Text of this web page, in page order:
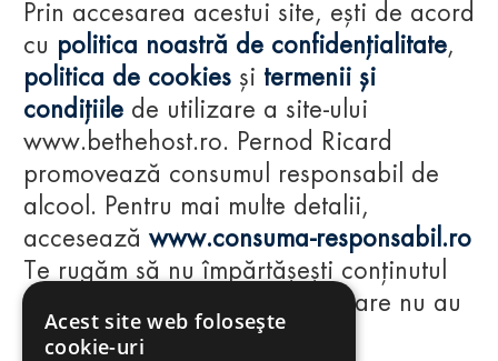
Prin accesarea acestui site, ești de acord
cu politica noastră de confidențialitate,
politica de cookies și termenii și
condițiile de utilizare a site-ului
www.bethehost.ro. Pernod Ricard
promovează consumul responsabil de
alcool. Pentru mai multe detalii,
accesează www.consuma-responsabil.ro
Te rugăm să nu împărtășești conținutul
acestui website cu persoane care nu au
împlinit vârsta de 18 ani.
Acest site web folosește
cookie-uri